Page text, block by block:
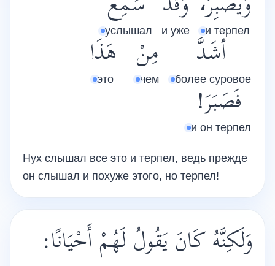
и терпел
и уже
услышал
أشَدَّ
более суровое
مِنْ
чем
هَذَا
это
فَصَبَرَ!
и он терпел
Нух слышал все это и терпел, ведь прежде
он слышал и похуже этого, но терпел!
وَلَكِنَّهُ كَانَ يَقُولُ لَهُمْ أَحْيَانًا: